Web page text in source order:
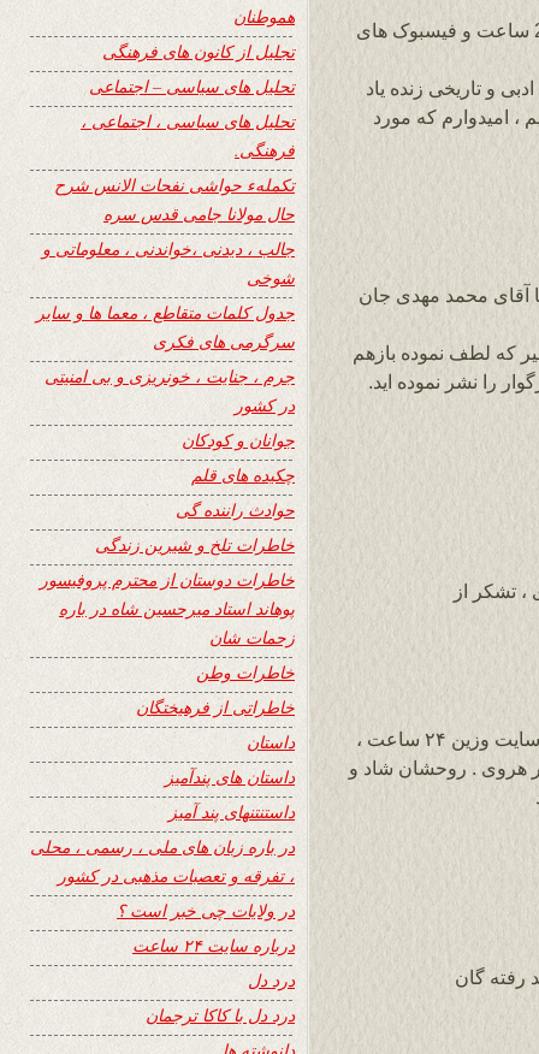
خواننده گان عزیز و همکاران محترم سایت 24 ساعت و فیسبوک های
ادبی و تاریخی زنده یاد
، امیدوارم که مورد
آقای محمد مهدی جان
که لطف نموده بازهم
را نشر نموده اید.
تشکر از
برادر محترم آقای محمد مهدی بشیر مسوول سایت وزین ۲۴ ساعت ،
هروی . روحشان شاد و
رفته گان
هموطنان
تجلیل از کانون های فرهنگی
تحلیل های سیاسی – اجتماعی
تحلیل های سیاسی ، اجتماعی ،
فرهنگی.
تکملهء حواشی نفحات الانس شرح
حال مولانا جامی قدس سره
جالب ، دیدنی ،خواندنی ، معلوماتی و
شوخی
جدول کلمات متقاطع ، معما ها و سایر
سرگرمی های فکری
جرم ، جنایت ، خونریزی و بی امنیتی
در کشور
جوانان و کودکان
چکیده های قلم
حوادث راننده گی
خاطرات تلخ و شیرین زندگی
خاطرات دوستان از محترم پروفیسور
پوهاند استاد میرحسین شاه در باره
زحمات شان
خاطرات وطن
خاطراتی از فرهیختگان
داستان
داستان های پندآمیز
داستنتنهای پند آمیز
در باره زبان های ملی ، رسمی ، محلی
، تفرقه و تعصبات مذهبی در کشور
در ولایات چی خبر است ؟
درباره سایت ۲۴ ساعت
درد دل
درد دل با کاکا ترجمان